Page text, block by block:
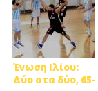
Ένωση Ιλίου:
Δύο στα δύο, 65-